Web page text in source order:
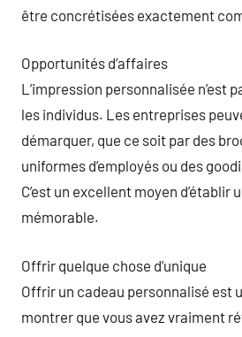
être concrétisées exactement
Opportunités d’affaires
L’impression personnalisée n’est
les individus. Les entreprises
démarquer, que ce soit par des
uniformes d’employés ou des
C’est un excellent moyen d’établir
mémorable.
Offrir quelque chose d’unique
Offrir un cadeau personnalisé est
montrer que vous avez vraiment